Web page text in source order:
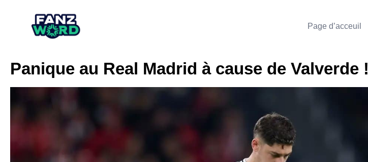
Page d’acceuil
Panique au Real Madrid à cause de Valverde !